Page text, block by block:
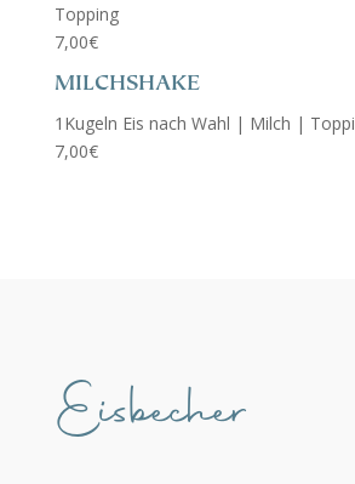
Topping
7,00€
MILCHSHAKE
1Kugeln Eis nach Wahl | Milch |
7,00€
Eisbecher